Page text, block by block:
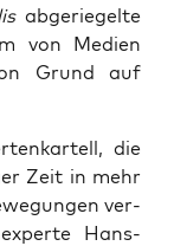
abge­rie­gel­te
von Medi­en
Grund auf
die
Zeit in mehr
ver­
Hans-